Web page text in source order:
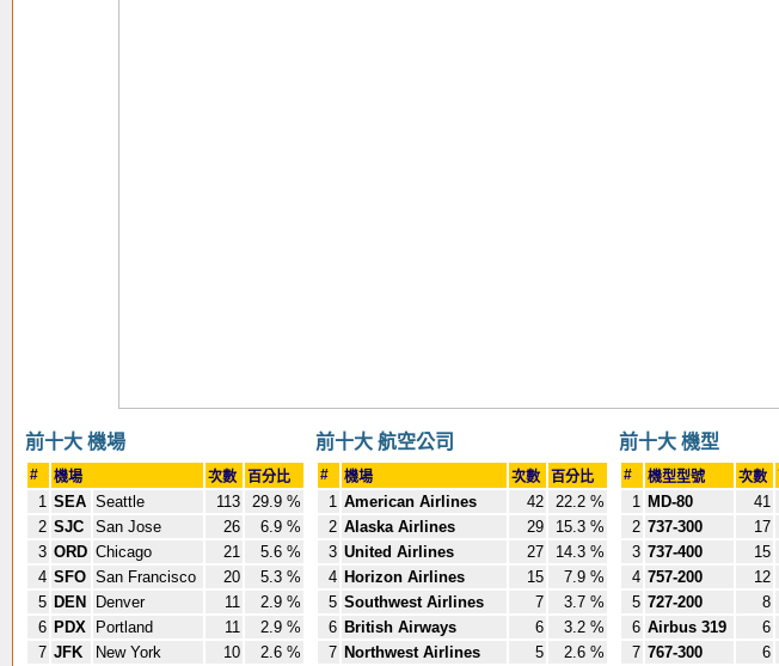
前十大 機場
# 機場 次數 百分比
1 SEA Seattle 113
29.9 %
2 SJC San Jose 26
6.9 %
3 ORD Chicago 21
5.6 %
4 SFO San Francisco 20
5.3 %
5 DEN Denver 11
2.9 %
6 PDX Portland 11
2.9 %
7 JFK New York 10
2.6 %
前十大 航空公司
# 機場 次數 百分比
1 American Airlines 42
22.2 %
2 Alaska Airlines 29
15.3 %
3 United Airlines 27
14.3 %
4 Horizon Airlines 15
7.9 %
5 Southwest Airlines 7
3.7 %
6 British Airways 6
3.2 %
7 Northwest Airlines 5
2.6 %
前十大 機型
# 機型型號 次數
1 MD-80 41
2 737-300 17
3 737-400 15
4 757-200 12
5 727-200 8
6 Airbus 319 6
7 767-300 6